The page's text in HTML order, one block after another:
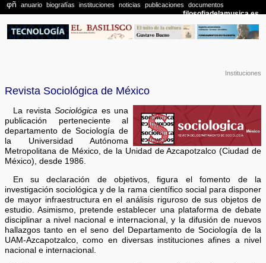
Instituciones
Revista Sociológica de México
La revistaSociológica es una
publicación perteneciente al
departamento de Sociología de
la Universidad Autónoma
Metropolitana de México, de la Unidad de Azcapotzalco (Ciudad de
México), desde 1986.
En su declaración de objetivos, figura el fomento de la
investigación sociológica y de la rama científico social para disponer
de mayor infraestructura en el análisis riguroso de sus objetos de
estudio. Asimismo, pretende establecer una plataforma de debate
disciplinar a nivel nacional e internacional, y la difusión de nuevos
hallazgos tanto en el seno del Departamento de Sociología de la
UAM-Azcapotzalco, como en diversas instituciones afines a nivel
nacional e internacional.